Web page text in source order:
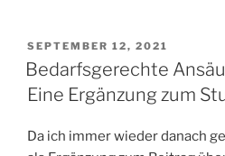
Co.“
VERÖFFENTLICHT
AM
SEPTEMBER 12, 2021
Bedarfsgerechte
Eine Ergänzung zum
Da ich immer wieder danach